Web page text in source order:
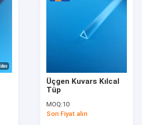
Üçgen Kuvars Kılcal
Tüp
MOQ:10
Son Fiyat alın